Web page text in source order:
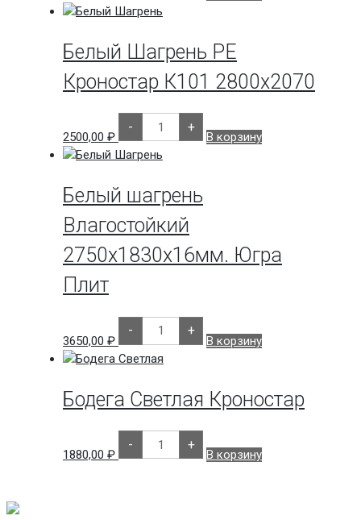
381
2800х2070
Белый Шагрень РЕ
Кроностар К101 2800х2070
2500,00 ₽
-
Количество
товара
Белый
Шагрень
К101
2800х2070
+
В корзину
Белый шагрень
Влагостойкий
2750х1830х16мм. Югра
Плит
3650,00 ₽
-
Количество
товара
Белый
шагрень
Югра
Плит
+
В корзину
Бодега Светлая Кроностар
1880,00 ₽
-
Количество
товара
Бодега
+
В корзину